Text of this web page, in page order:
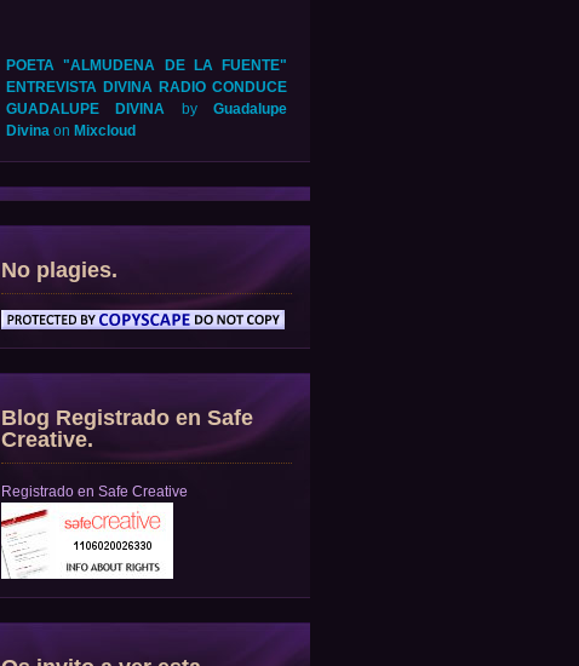
POETA "ALMUDENA DE LA FUENTE"
ENTREVISTA DIVINA RADIO CONDUCE
GUADALUPE DIVINA byGuadalupe
Divina on Mixcloud
No plagies.
Blog Registrado en Safe
Creative.
Registrado en Safe Creative